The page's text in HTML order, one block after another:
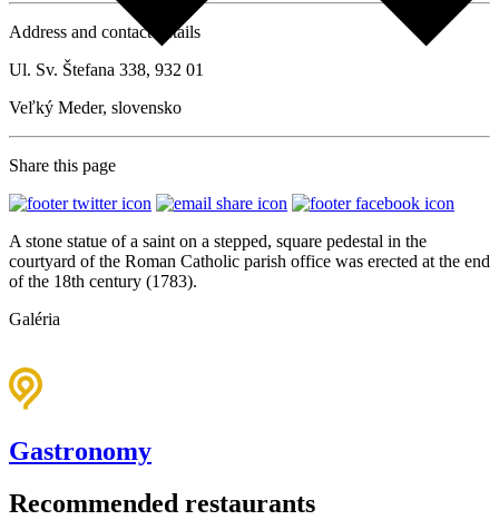
Address and contact details
Ul. Sv. Štefana 338, 932 01
Veľký Meder, slovensko
Share this page
A stone statue of a saint on a stepped, square pedestal in the
courtyard of the Roman Catholic parish office was erected at the end
of the 18th century (1783).
Galéria
Gastronomy
Recommended restaurants